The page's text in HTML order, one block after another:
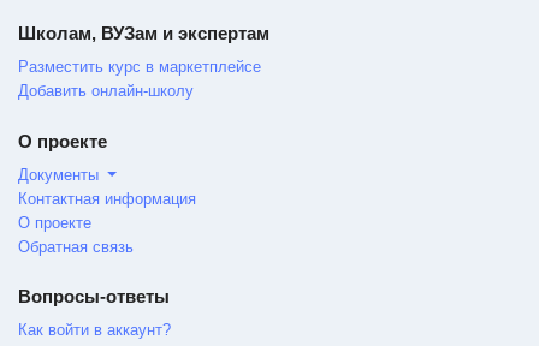
Школам, ВУЗам и экспертам
Разместить курс в маркетплейсе
Добавить онлайн-школу
О проекте
Документы
Контактная информация
О проекте
Обратная связь
Вопросы-ответы
Как войти в аккаунт?